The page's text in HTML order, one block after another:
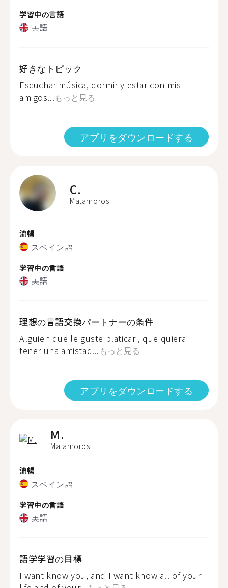
学習中の言語
英語
好きなトピック
Escuchar música, dormir y estar con mis
amigos...もっと見る
アプリをダウンロードする
C.
Matamoros
流暢
スペイン語
学習中の言語
英語
理想の言語交換パートナーの条件
Alguien que le guste platicar , que quiera
tener una amistad... もっと見る
アプリをダウンロードする
M.
Matamoros
流暢
スペイン語
学習中の言語
英語
語学学習の目標
I want know you, and I want know all of your